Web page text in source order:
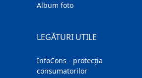
Album foto
LEGĂTURI UTILE
InfoCons - protecția
consumatorilor